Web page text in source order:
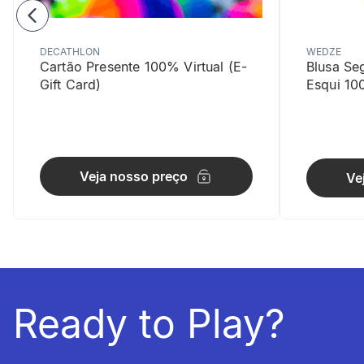
Seu
DECATHLON
Cartão Presente 100% Virtual (E-
Gift Card)
Veja nosso preço
WEDZE
Blusa
Esqui
Ready to Play?